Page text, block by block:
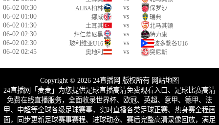
06-02 00:30 ALBA柏林 vs 保罗沙
06-02 01:00 挪威 vs 瑞典
06-02 01:30 土耳其 vs 北马其顿
06-02 02:30 拜仁慕尼黑 vs 特力康
06-02 02:30 玻利维亚U16 vs 波多黎各U16
06-02 02:45 奥地利 vs 突尼斯
Copyright © 2026 24直播网 版权所有 网站地图
24直播网「麦麦」为您提供足球直播高清免费观看入口、足球比赛高清
免费在线直播服务，全面收录世界杯、欧冠、英超、意甲、德甲、法
甲、中超等全球各级足球赛事，实时直播各类足球正赛、热身赛全程画
面，同步更新足球赛事赛程、进球动态、赛后完整高清录像回放，满足